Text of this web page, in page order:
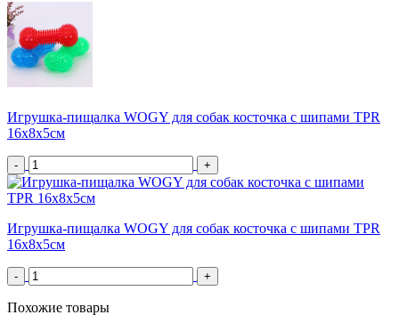
Игрушка-пищалка WOGY для собак косточка с шипами TPR
16х8х5см
- +
Игрушка-пищалка WOGY для собак косточка с шипами TPR
16х8х5см
- +
Похожие товары